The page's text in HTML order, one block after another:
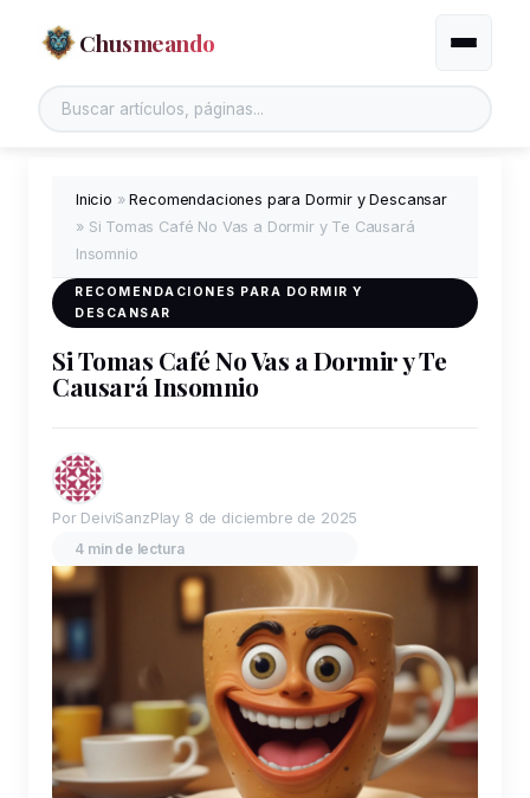
Chusmeando
Buscar en el sitio
Alternar
Inicio »Recomendaciones para Dormir y Descansar
» Si Tomas Café No Vas a Dormir y Te Causará
Insomnio
RECOMENDACIONES PARA DORMIR Y
DESCANSAR
Si Tomas Café No Vas a Dormir y Te
Causará Insomnio
Por DeiviSanzPlay 8 de diciembre de 2025
4 min de lectura